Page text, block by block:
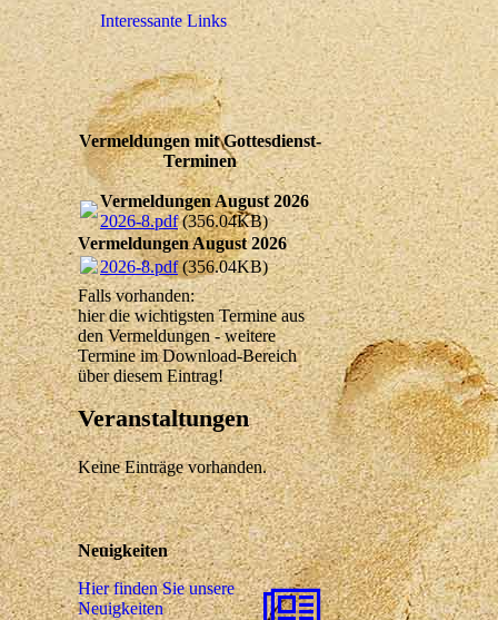
Interessante Links
Vermeldungen mit Gottesdienst-
Terminen
Vermeldungen August 2026
2026-8.pdf(356.04KB)
Vermeldungen August 2026
2026-8.pdf(356.04KB)
Falls vorhanden:
hier die wichtigsten Termine aus
den Vermeldungen - weitere
Termine im Download-Bereich
über diesem Eintrag!
Veranstaltungen
Keine Einträge vorhanden.
Neuigkeiten
Hier finden Sie unsere
Neuigkeiten